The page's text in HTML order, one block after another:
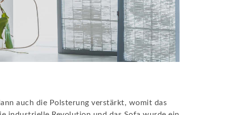
auch die Polsterung verstärkt, womit das